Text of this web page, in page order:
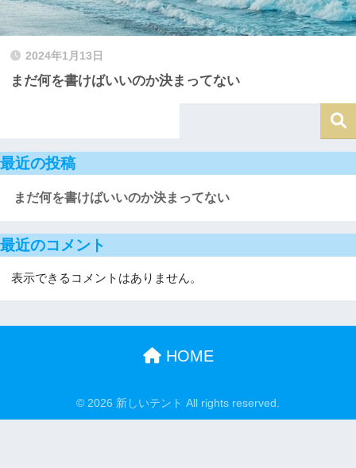
2024年1月13日
まだ何を書けばいいのか決まってない
最近の投稿
まだ何を書けばいいのか決まってない
最近のコメント
表示できるコメントはありません。
HOME
© 2026 新しいテント All rights reserved.